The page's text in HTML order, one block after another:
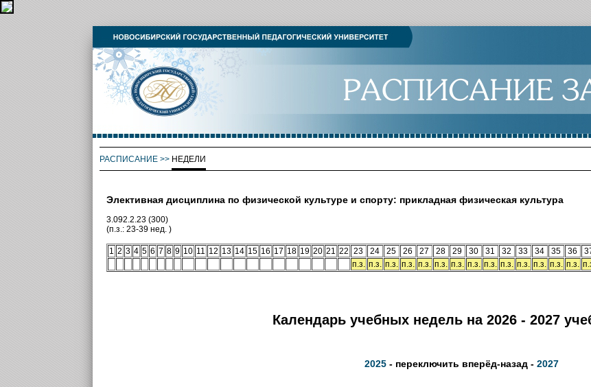
РАСПИСАНИЕ>> НЕДЕЛИ
Элективная дисциплина по физической культуре и спорту: прикладная физическая культура
3.092.2.23 (300)
(п.з.: 23-39 нед. )
1 2 3 4 5 6 7 8 9 10 11 12 13 14 15 16 17 18 19 20 21 22 23 24 25 26 27 28 29 30 31 32 33 34 35 36
п.з. п.з. п.з. п.з. п.з. п.з. п.з. п.з. п.з. п.з. п.з. п.з. п.з. п.з.
Календарь учебных недель на 2026 - 2027
2025- переключить вперёд-назад - 2027